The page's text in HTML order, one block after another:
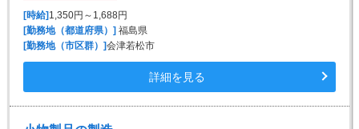
[時給] 1,350円～1,688円
[勤務地（都道府県）] 福島県
[勤務地（市区群）]会津若松市
詳細を見る